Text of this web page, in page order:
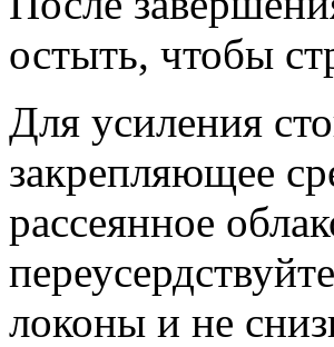
остыть, чтобы
Для усиления
закрепляющее
рассеянное
локоны и не